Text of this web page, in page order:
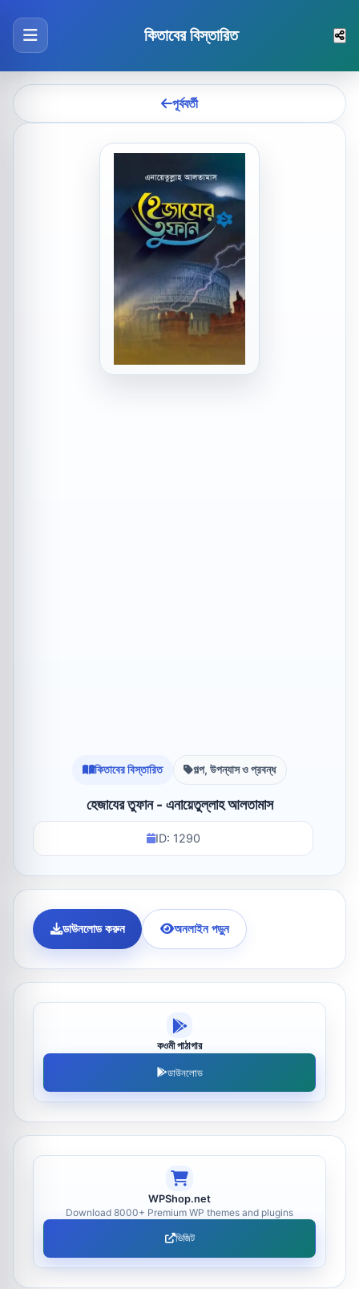
কিতাবের বিস্তারিত
পূর্ববর্তী
কিতাবের বিস্তারিত গল্প, উপন্যাস ও প্রবন্ধ
হেজাযের তুফান - এনায়েতুল্লাহ আলতামাস
ID: 1290
ডাউনলোড করুন অনলাইন পড়ুন
কওমী পাঠাগার
ডাউনলোড
WPShop.net
Download 8000+ Premium WP themes and plugins
ভিজিট